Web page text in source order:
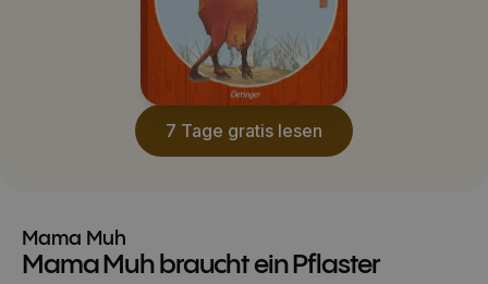
7 Tage gratis lesen
Mama Muh
Mama Muh braucht ein Pflaster